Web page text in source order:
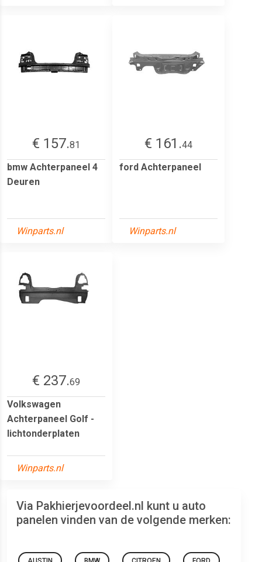
€ 157.81
bmw Achterpaneel 4
Deuren
Winparts.nl
€ 161.44
ford Achterpaneel
Winparts.nl
€ 237.69
Volkswagen
Achterpaneel Golf -
lichtonderplaten
Winparts.nl
Via Pakhierjevoordeel.nl kunt u auto
panelen vinden van de volgende merken: